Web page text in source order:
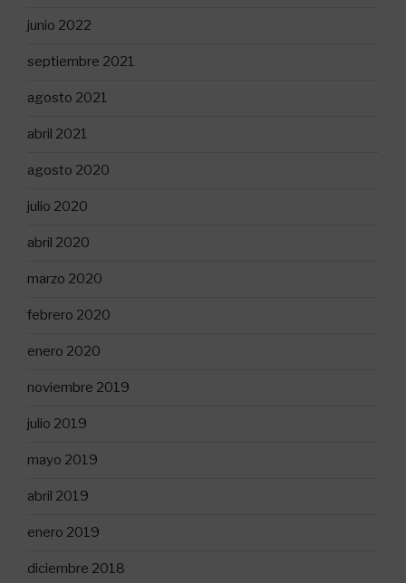
junio 2022
septiembre 2021
agosto 2021
abril 2021
agosto 2020
julio 2020
abril 2020
marzo 2020
febrero 2020
enero 2020
noviembre 2019
julio 2019
mayo 2019
abril 2019
enero 2019
diciembre 2018